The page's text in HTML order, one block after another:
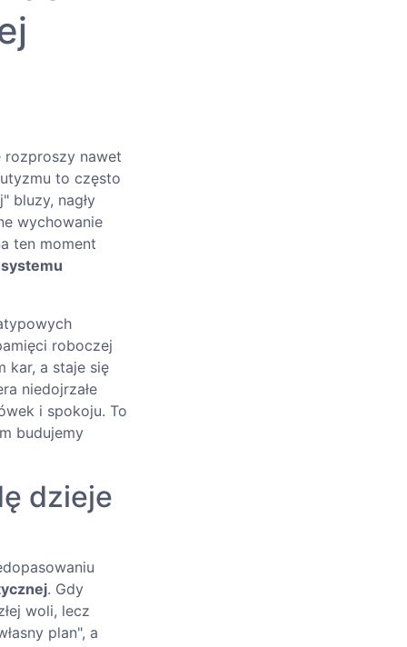
rozproszy nawet
to często
bluzy, nagły
wychowanie
ten moment
roboczej
kar, a staje się
niedojrzałe
i spokoju. To
budujemy
dzieje
. Gdy
woli, lecz
plan", a